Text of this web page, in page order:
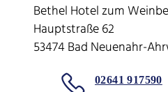
Bethel Hotel zum
Hauptstraße 62
53474 Bad Neuenahr-
02641 917590